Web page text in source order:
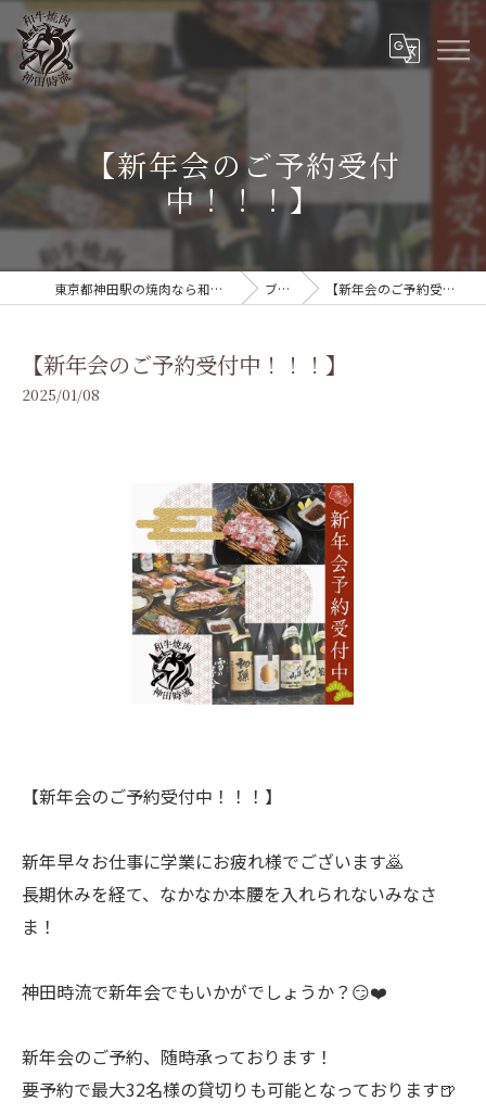
【新年会のご予約受付
中！！！】
東京都神田駅の焼肉なら和牛焼肉 神田時流 ブログ 【新年会のご予約受付中！！！】
【新年会のご予約受付中！！！】
2025/01/08
【新年会のご予約受付中！！！】
新年早々お仕事に学業にお疲れ様でございます🙇
長期休みを経て、なかなか本腰を入れられないみなさ
ま！
神田時流で新年会でもいかがでしょうか？😏❤️
新年会のご予約、随時承っております！
要予約で最大32名様の貸切りも可能となっております🍺